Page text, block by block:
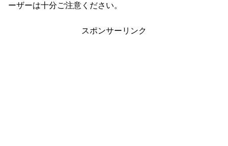
ーザーは十分ご注意ください。
スポンサーリンク